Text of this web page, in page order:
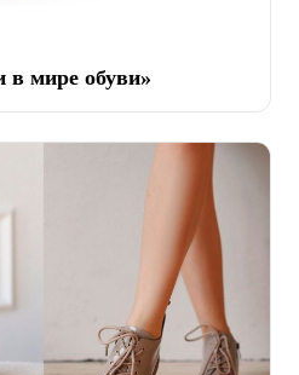
мире обуви»